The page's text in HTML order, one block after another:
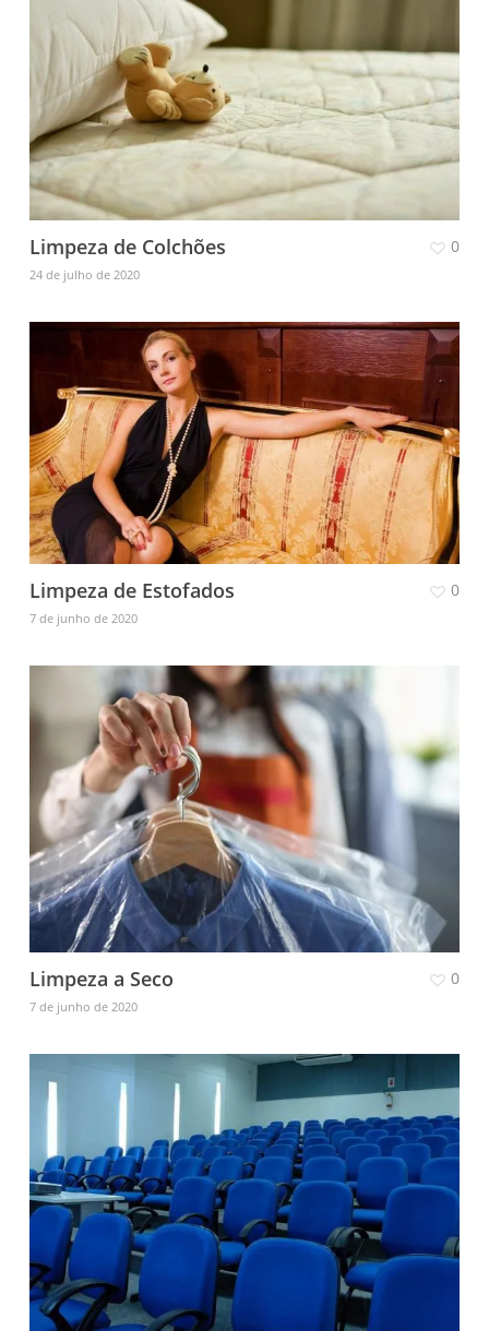
Limpeza de Colchões
24 de julho de 2020
0
Limpeza de Estofados
7 de junho de 2020
0
Limpeza a Seco
7 de junho de 2020
0